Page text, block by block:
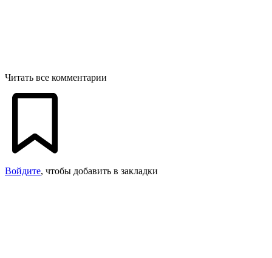
Читать все комментарии
Войдите, чтобы добавить в закладки